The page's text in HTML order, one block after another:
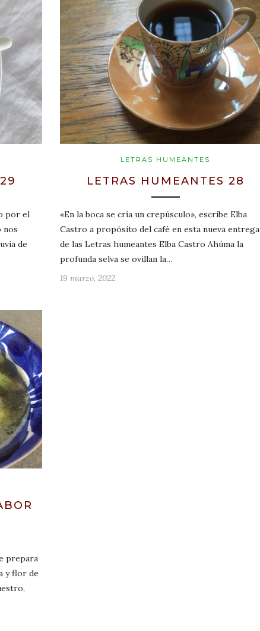
por el
nos
de
LETRAS HUMEANTES
LETRAS HUMEANTES 28
«En la boca se cría un crepúsculo», escribe Elba
Castro a propósito del café en esta nueva entrega
de las Letras humeantes Elba Castro Ahúma la
profunda selva se ovillan la…
19 marzo, 2022
prepara
y flor de